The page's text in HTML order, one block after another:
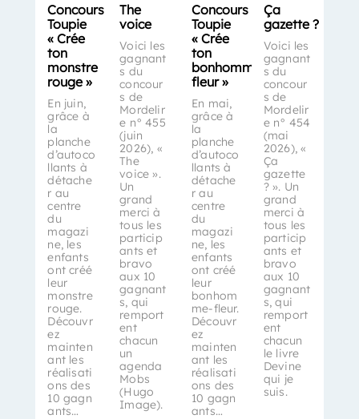
Concours
Toupie
« Crée
ton
monstre
rouge »
En juin,
grâce à
la
planche
d’autoco
llants à
détache
r au
centre
du
magazi
ne, les
enfants
ont créé
leur
monstre
rouge.
Découvr
ez
mainten
ant les
réalisati
ons des
10 gagn
ants…
The
voice
Voici les
gagnant
s du
concour
s de
Mordelir
e n° 455
(juin
2026), «
The
voice ».
Un
grand
merci à
tous les
particip
ants et
bravo
aux 10
gagnant
s, qui
remport
ent
chacun
un
agenda
Mobs
(Hugo
Image).
Concours
Toupie
« Crée
ton
bonhomme-
fleur »
En mai,
grâce à
la
planche
d’autoco
llants à
détache
r au
centre
du
magazi
ne, les
enfants
ont créé
leur
bonhom
me-fleur.
Découvr
ez
mainten
ant les
réalisati
ons des
10 gagn
ants…
Ça
gazette ?
Voici les
gagnant
s du
concour
s de
Mordelir
e n° 454
(mai
2026), «
Ça
gazette
? ». Un
grand
merci à
tous les
particip
ants et
bravo
aux 10
gagnant
s, qui
remport
ent
chacun
le livre
Devine
qui je
suis.